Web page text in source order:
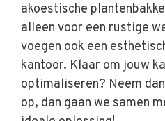
akoestische
alleen voor een rustige
voegen ook een
kantoor. Klaar om jouw
optimaliseren? Neem
op, dan gaan we samen